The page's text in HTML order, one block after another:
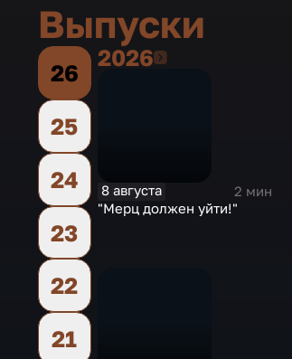
Выпуски
26
25
24
23
22
21
20262026
8 августа
2 мин
"Мерц должен уйти!"